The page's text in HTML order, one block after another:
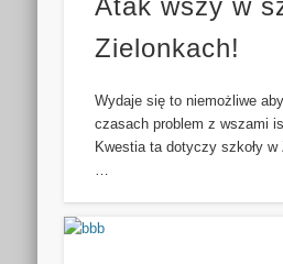
Atak wszy w
Zielonkach!
Wydaje się to niemożliwe
czasach problem z wszami
Kwestia ta dotyczy szkoły
…